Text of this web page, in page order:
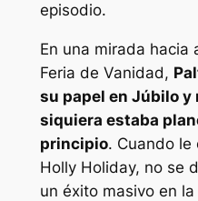
episodio.
En una mirada hacia
Feria de Vanidad,
su papel en Júbiloy
siquiera estaba
principio. Cuando le
Holly Holiday, no se
un éxito masivo en